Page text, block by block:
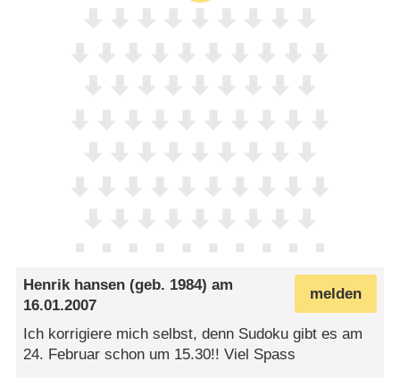
melden
Henrik hansen (geb. 1984) am
16.01.2007
Ich korrigiere mich selbst, denn Sudoku gibt es am
24. Februar schon um 15.30!! Viel Spass